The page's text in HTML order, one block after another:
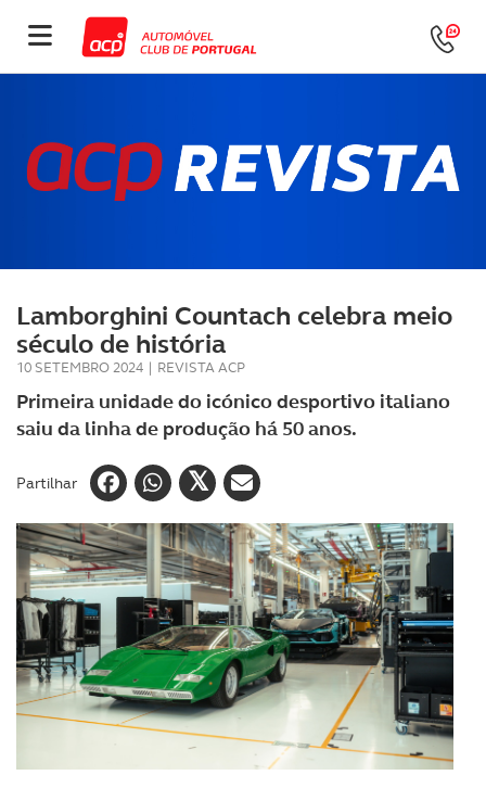
Lamborghini Countach celebra meio
século de história
10 SETEMBRO 2024 | REVISTA ACP
Primeira unidade do icónico desportivo italiano
saiu da linha de produção há 50 anos.
Partilhar